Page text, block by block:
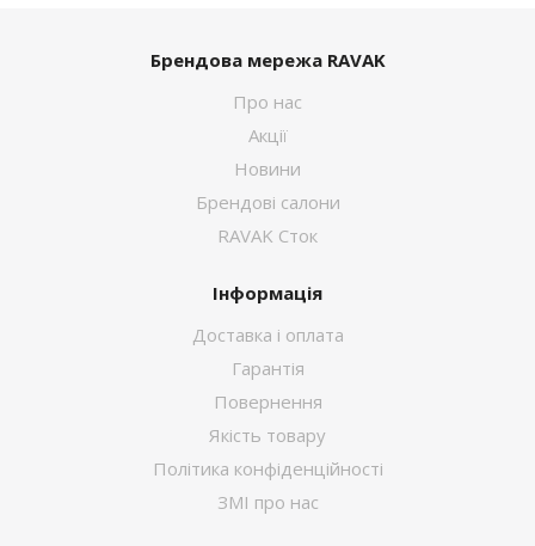
Брендова мережа RAVAK
Про нас
Акції
Новини
Брендові салони
RAVAK Сток
Інформація
Доставка і оплата
Гарантія
Повернення
Якість товару
Політика конфіденційності
ЗМІ про нас